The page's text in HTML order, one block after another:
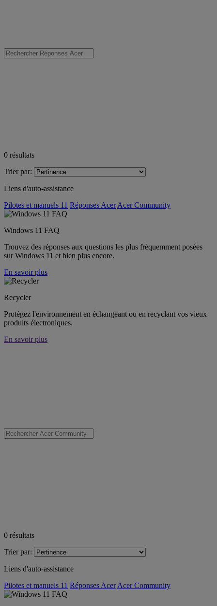
0 résultats
Trier par:
Liens d'auto-assistance
Pilotes et manuels 11 Réponses Acer Acer Community
Windows 11 FAQ
Trouvez des réponses aux questions les plus fréquemment posées
sur Windows 11 et bien plus encore.
En savoir plus
Recycler
Protégez l'environnement en échangeant ou en recyclant vos vieux
produits électroniques.
En savoir plus
0 résultats
Trier par:
Liens d'auto-assistance
Pilotes et manuels 11 Réponses Acer Acer Community